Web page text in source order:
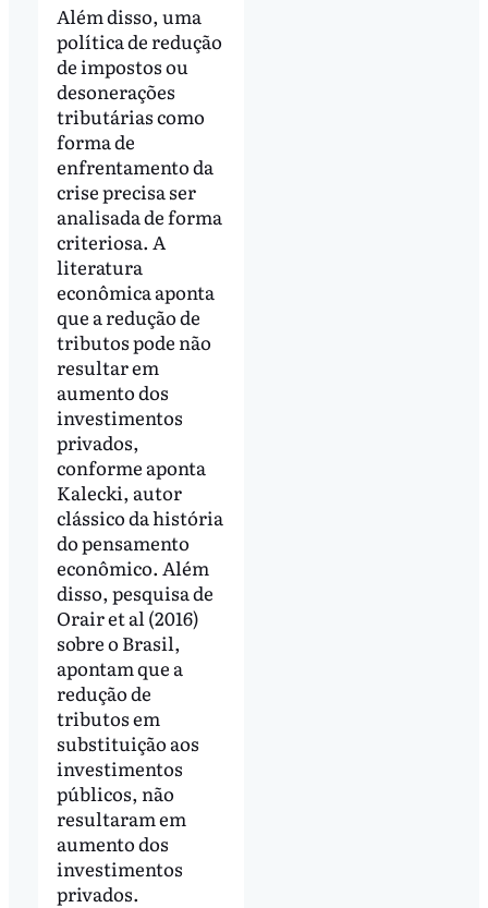
Além disso, uma
política de redução
de impostos ou
desonerações
tributárias como
forma de
enfrentamento da
crise precisa ser
analisada de forma
criteriosa. A
literatura
econômica aponta
que a redução de
tributos pode não
resultar em
aumento dos
investimentos
privados,
conforme aponta
Kalecki, autor
clássico da história
do pensamento
econômico. Além
disso, pesquisa de
Orair et al (2016)
sobre o Brasil,
apontam que a
redução de
tributos em
substituição aos
investimentos
públicos, não
resultaram em
aumento dos
investimentos
privados.